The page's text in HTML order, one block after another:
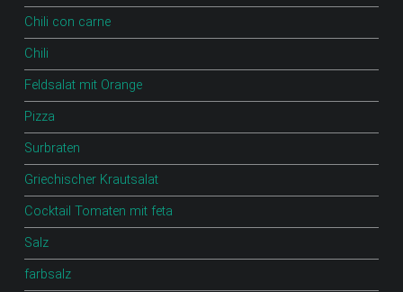
Chili con carne
Chili
Feldsalat mit Orange
Pizza
Surbraten
Griechischer Krautsalat
Cocktail Tomaten mit feta
Salz
farbsalz